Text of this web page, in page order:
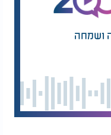
עם מה שקיבל? האם
החסד פוגש את
היכולת של האדם
השפע עלול
מהשמיים, אלא
שיכול להכיל את
ושמחה